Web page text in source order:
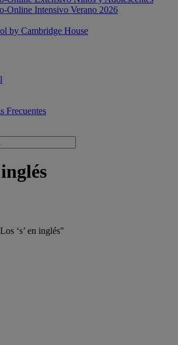
Online Intensivo Verano 2026
Frecuentes
‘s’ en inglés"